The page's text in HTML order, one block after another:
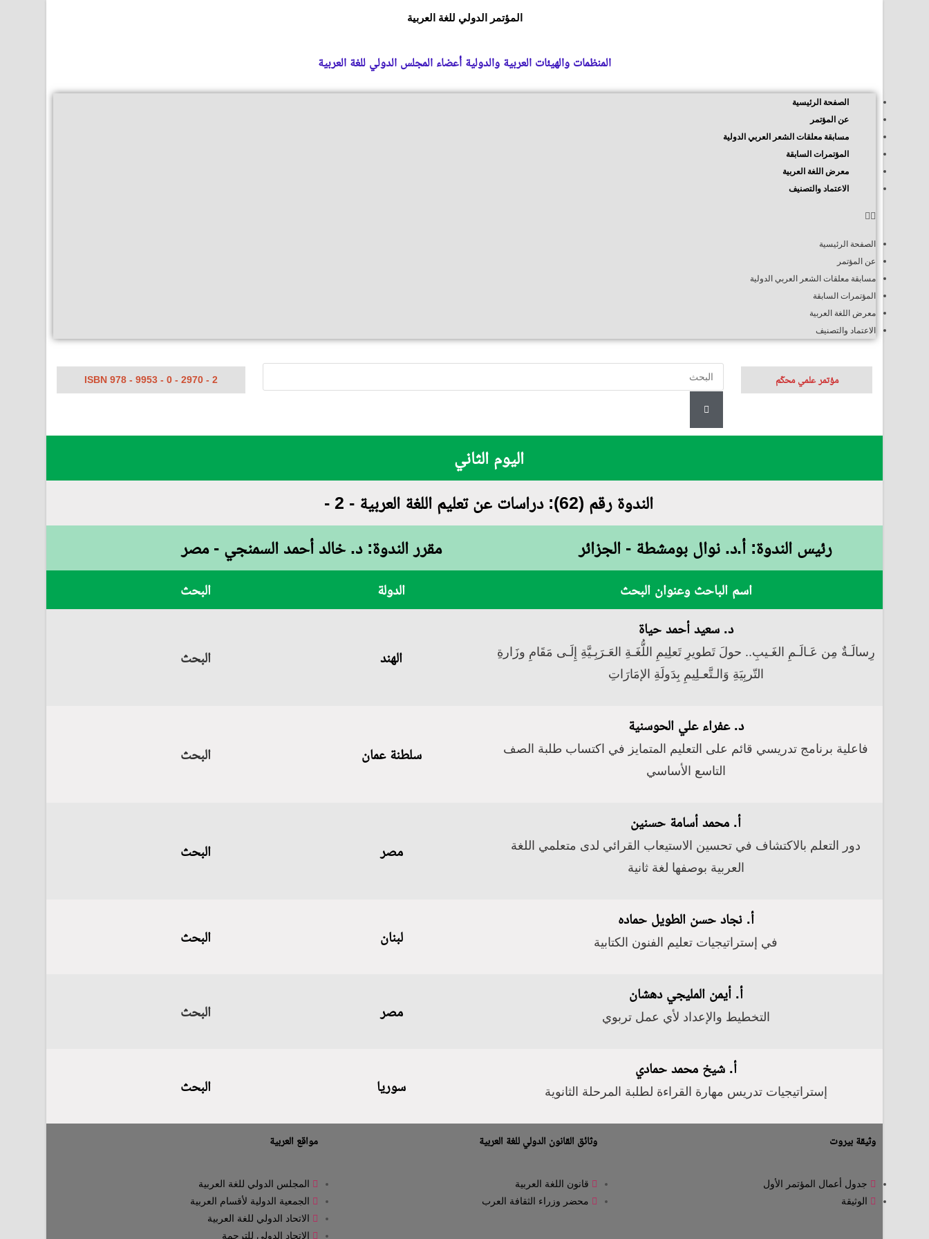
المؤتمر الدولي للغة العربية
المنظمات والهيئات العربية والدولية أعضاء المجلس الدولي للغة العربية
الصفحة الرئيسية
عن المؤتمر
مسابقة معلقات الشعر العربي الدولية
المؤتمرات السابقة
معرض اللغة العربية
الاعتماد والتصنيف
الصفحة الرئيسية
عن المؤتمر
مسابقة معلقات الشعر العربي الدولية
المؤتمرات السابقة
معرض اللغة العربية
الاعتماد والتصنيف
مؤتمر علمي محكّم ISBN 978 - 9953 - 0 - 2970 - 2
اليوم الثاني
الندوة رقم (62): دراسات عن تعليم اللغة العربية - 2 -
رئيس الندوة: أ.د. نوال بومشطة - الجزائر مقرر الندوة: د. خالد أحمد السمنجي - مصر
اسم الباحث وعنوان البحث الدولة البحث
د. سعيد أحمد حياة
رِسالَـةٌ مِن عَـالَـمِ الغَـيبِ.. حولَ تَطويرِ تَعلِيمِ اللُّغَـةِ العَـرَبِـيَّةِ إِلَـى مَقَامِ وزَارةِ
التّربِيَةِ وَالـتَّعـلِيمِ بِدَولَةِ الإمَارَاتِ
الهند البحث
د. عفراء علي الحوسنية
فاعلية برنامج تدريسي قائم على التعليم المتمايز في اكتساب طلبة الصف
التاسع الأساسي
سلطنة عمان البحث
أ. محمد أسامة حسنين
دور التعلم بالاكتشاف في تحسين الاستيعاب القرائي لدى متعلمي اللغة
العربية بوصفها لغة ثانية
مصر البحث
أ. نجاد حسن الطويل حماده
في إستراتيجيات تعليم الفنون الكتابية لبنان البحث
أ. أيمن المليجي دهشان
التخطيط والإعداد لأي عمل تربوي مصر البحث
أ. شيخ محمد حمادي
إستراتيجيات تدريس مهارة القراءة لطلبة المرحلة الثانوية سوريا البحث
وثيقة بيروت
جدول أعمال المؤتمر الأول
الوثيقة
وثائق القانون الدولي للغة العربية
قانون اللغة العربية
محضر وزراء الثقافة العرب
مواقع العربية
المجلس الدولي للغة العربية
الجمعية الدولية لأقسام العربية
الاتحاد الدولي للغة العربية
الاتحاد الدولي للترجمة